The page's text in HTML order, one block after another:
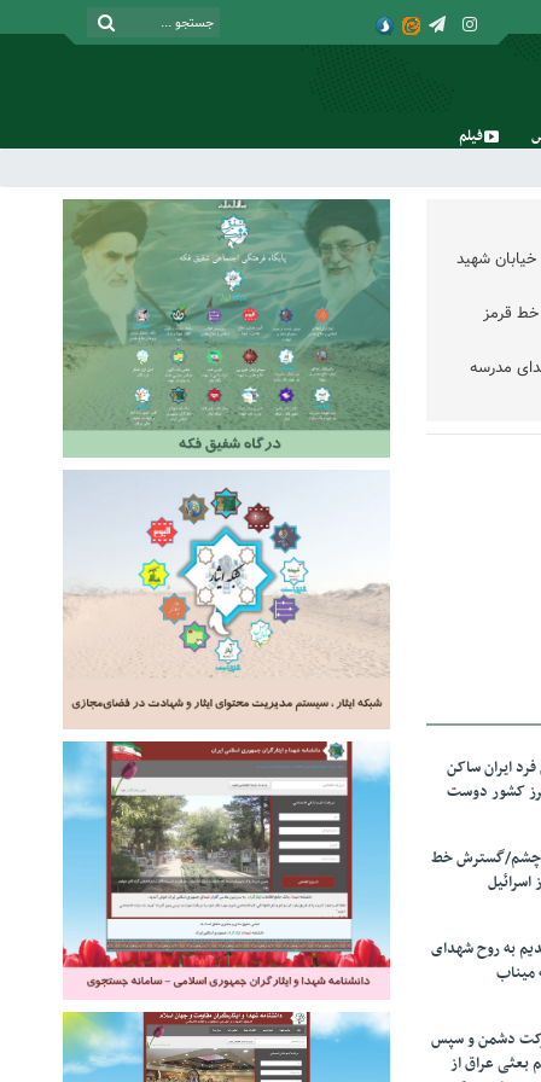
فیلم
شهید
قرمز
مدرسه
ایران ساکن
کشور دوست
چشم/گسترش خط
به روح شهدای
میناب
دشمن و سپس
بعثی عراق از